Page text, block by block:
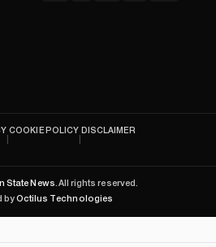
COOKIE POLICY DISCLAIMER
State News. All rights reserved.
by Octilus Technologies